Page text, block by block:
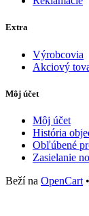
Extra
Výrobcovia
Akciový
Môj účet
Môj účet
História
Obľúbené
Zasielanie
Beží na OpenCart